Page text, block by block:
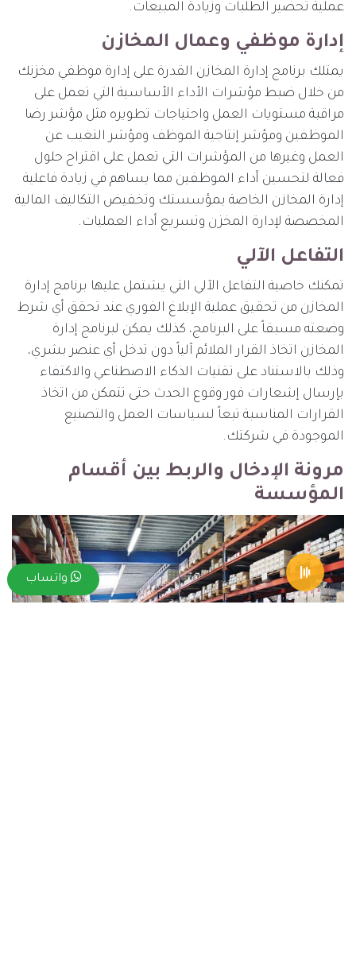
عملية تحضير الطلبات وزيادة المبيعات.
إدارة موظفي وعمال المخازن
يمتلك برنامج إدارة المخازن القدرة على إدارة موظفي مخزنك
من خلال ضبط مؤشرات الأداء الأساسية التي تعمل على
مراقبة مستويات العمل واحتياجات تطويره مثل مؤشر رضا
الموظفين ومؤشر إنتاجية الموظف ومؤشر التغيب عن
العمل وغيرها من المؤشرات التي تعمل على اقتراح حلول
فعالة لتحسين أداء الموظفين مما يساهم في زيادة فاعلية
إدارة المخازن الخاصة بمؤسستك وتخفيض التكاليف المالية
المخصصة لإدارة المخزن وتسريع أداء العمليات.
التفاعل الآلي
تمكنك خاصية التفاعل الآلي التي يشتمل عليها برنامج إدارة
المخازن من تحقيق عملية الإبلاغ الفوري عند تحقق أي شرط
وضعته مسبقاً على البرنامج، كذلك يمكن لبرنامج إدارة
المخازن اتخاذ القرار الملائم آلياً دون تدخل أي عنصر بشري،
وذلك بالاستناد على تقنيات الذكاء الاصطناعي والاكتفاء
بإرسال إشعارات فور وقوع الحدث حتى تتمكن من اتخاذ
القرارات المناسبة تبعاً لسياسات العمل والتصنيع
الموجودة في شركتك.
مرونة الإدخال والربط بين أقسام
المؤسسة
واتساب